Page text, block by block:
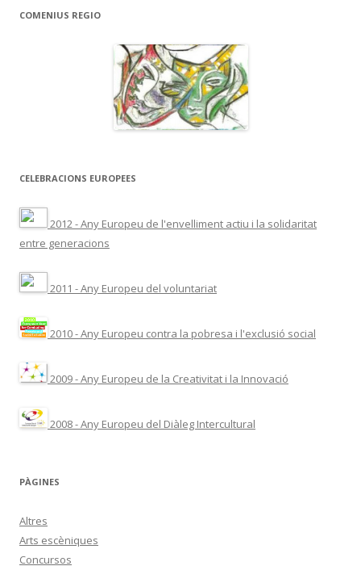
COMENIUS REGIO
CELEBRACIONS EUROPEES
2012 - Any Europeu de l'envelliment actiu i la solidaritat
entre generacions
2011 - Any Europeu del voluntariat
2010 - Any Europeu contra la pobresa i l'exclusió social
2009 - Any Europeu de la Creativitat i la Innovació
2008 - Any Europeu del Diàleg Intercultural
PÀGINES
Altres
Arts escèniques
Concursos